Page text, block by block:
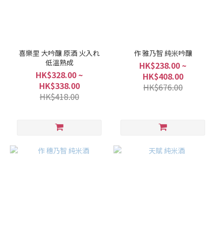
喜樂里 大吟釀 原酒 火入れ
低溫熟成
HK$328.00 ~
HK$338.00
HK$418.00
作 雅乃智 純米吟釀
HK$238.00 ~
HK$408.00
HK$676.00